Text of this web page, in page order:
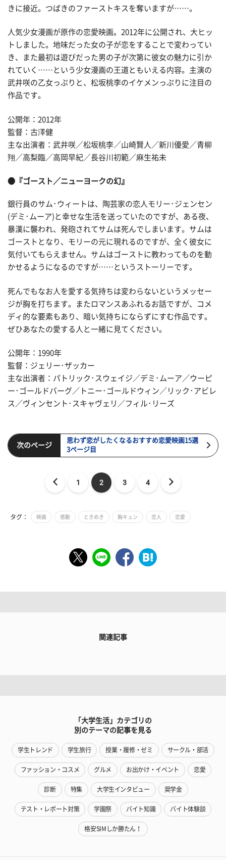
きに接近。つばきのファーストキスを奪いますが……。
人気少女漫画が原作の恋愛映画。2012年に公開され、大ヒッ
トしました。地味だった女の子が恋をすることで変わってい
き、また最初は遊びだった男の子が次第に彼女の魅力に引か
れていく……という少女漫画の王道ともいえる内容。主演の
武井咲の乙女っぷりと、松坂桃李のイケメンっぷりに注目の
作品です。
公開年：2012年
監督：古澤健
主な出演者：武井咲／松坂桃李／山崎賢人／新川優愛／青柳
翔／高梨臨／高岡早紀／長谷川初範／麻生祐未
●『ゴースト／ニューヨークの幻』
銀行員のサム･ウィートは、陶芸家の恋人モリー･ジェンセン
(デミ･ムーア)と幸せな生活を送っていたのですが、ある夜、
暴漢に襲われ、発砲されてサムは死んでしまいます。サムは
ゴーストとなり、モリーの元に現れるのですが、全く彼女に
気付いてもらえません。サムはゴーストに教わってものを動
かせるようになるのですが……というストーリーです。
死んでもなお人を愛する気持ちは変わらないというメッセー
ジが胸を打ちます。またロマンスあふれるお話ですが、コメ
ディ的な要素もあり、暗い気持ちにならずにすむ作品です。
ぜひあなたの愛する人と一緒に見てください。
公開年：1990年
監督：ジェリー･ザッカー
主な出演者：パトリック･スウェイジ／デミ･ムーア／ウーピ
ー･ゴールドバーグ／トニー･ゴールドウィン／リック･アビレ
ス／ヴィンセント･スキャヴェリ／フィル･リーズ
次のページ
思わず恋がしたくなるおすすめ恋愛映画15選
3ページ目
1 2 3 4
タグ： 映画 感動 ときめき 胸キュン 恋人 恋愛
関連記事
「大学生活」カテゴリの
別のテーマの記事を見る
学生トレンド 学生旅行 授業・履修・ゼミ サークル・部活
ファッション・コスメ グルメ お出かけ・イベント 恋愛
診断 特集 大学生インタビュー 奨学金
テスト・レポート対策 学園祭 バイト知識 バイト体験談
格安SIMしか勝たん！